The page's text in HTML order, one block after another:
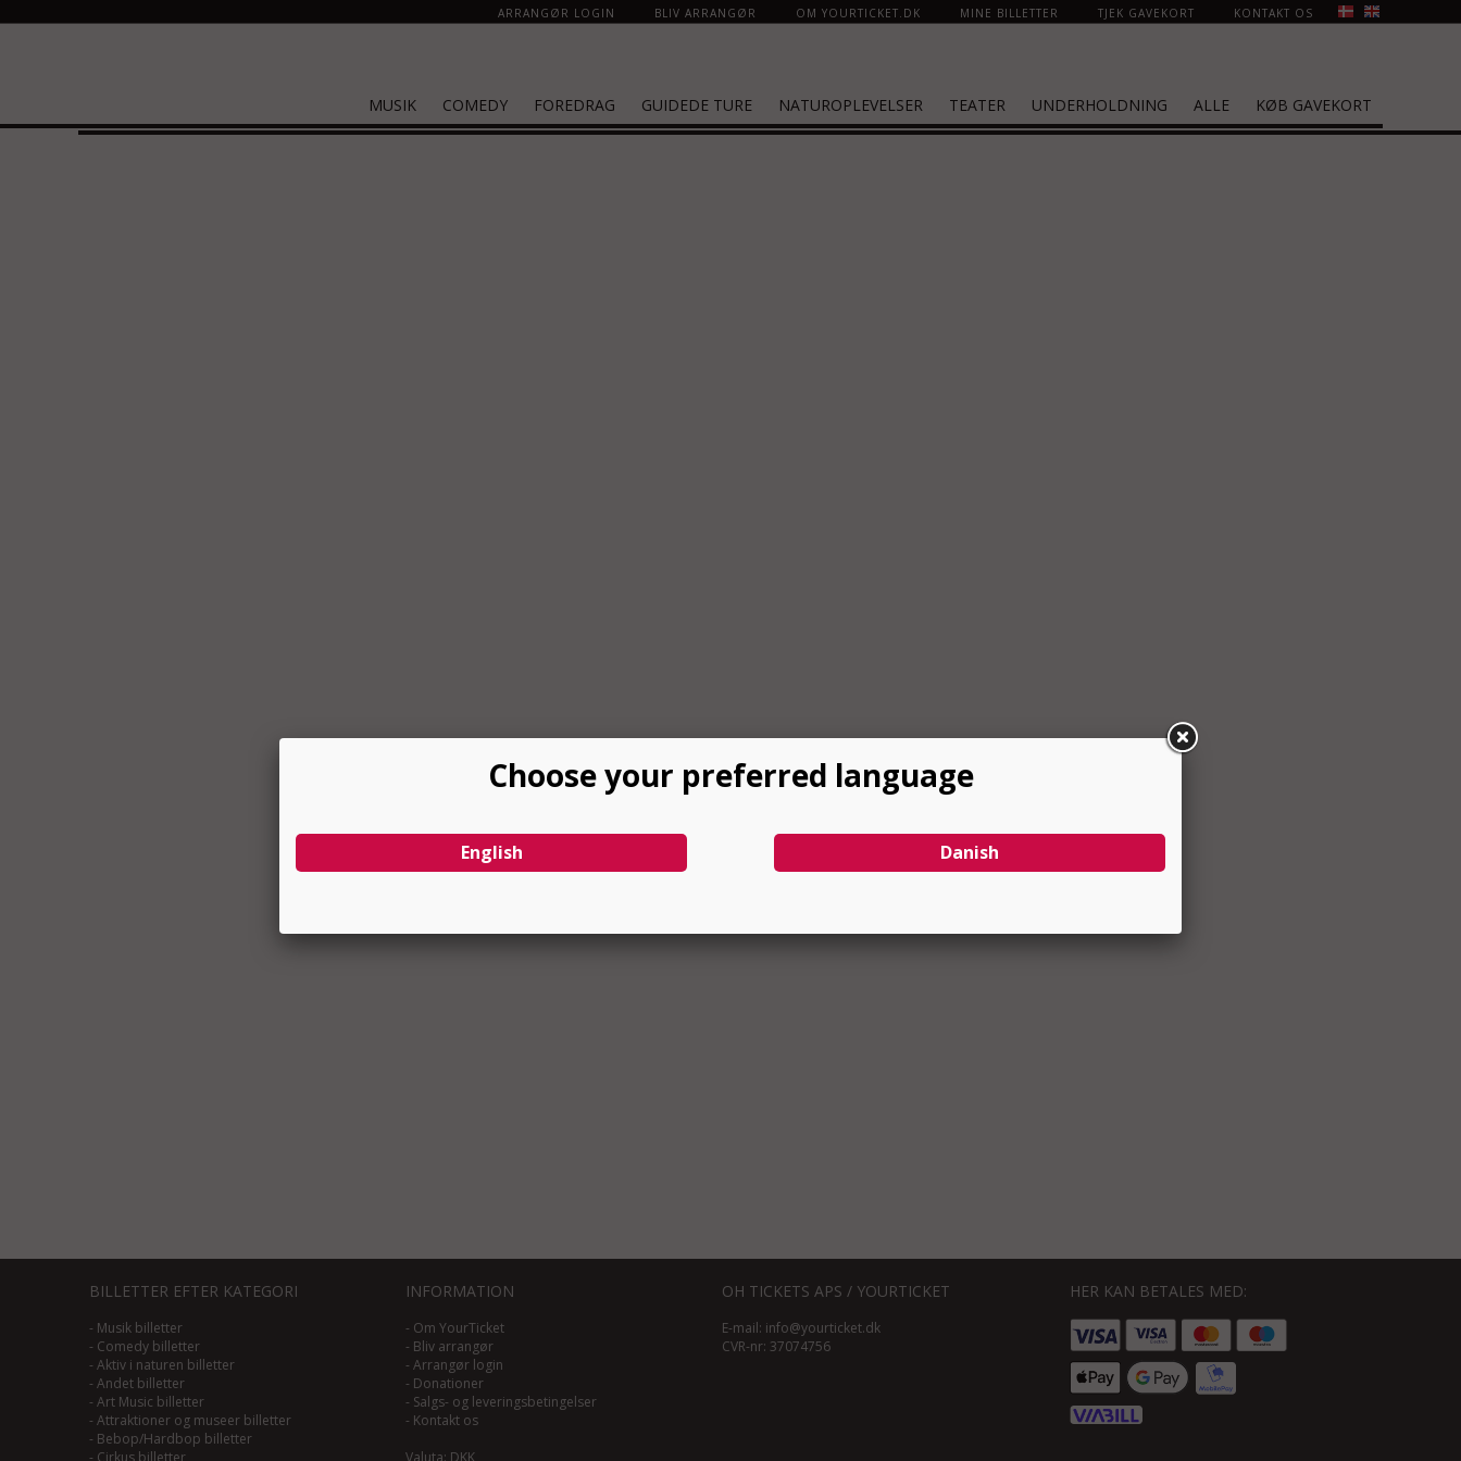
ARRANGØR LOGIN BLIV ARRANGØR OM YOURTICKET.DK MINE BILLETTER TJEK GAVEKORT KONTAKT OS
MUSIK COMEDY FOREDRAG GUIDEDE TURE NATUROPLEVELSER TEATER UNDERHOLDNING ALLE KØB GAVEKORT
BILLETTER EFTER KATEGORI
- Musik billetter
- Comedy billetter
- Aktiv i naturen billetter
- Andet billetter
- Art Music billetter
- Attraktioner og museer billetter
- Bebop/Hardbop billetter
- Cirkus billetter
INFORMATION
- Om YourTicket
- Bliv arrangør
- Arrangør login
- Donationer
- Salgs- og leveringsbetingelser
- Kontakt os
Valuta: DKK
OH TICKETS APS / YOURTICKET
E-mail: info@yourticket.dk
CVR-nr: 37074756
HER KAN BETALES MED: